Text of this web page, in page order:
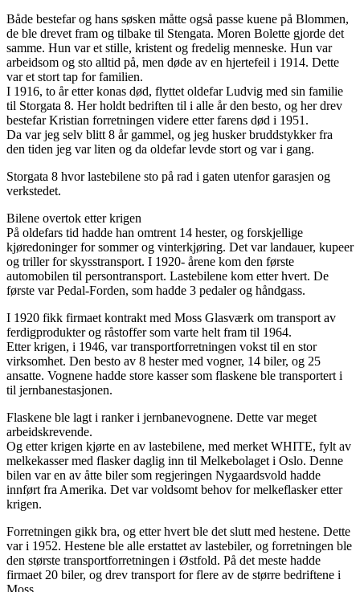
Både bestefar og hans søsken måtte også passe kuene på Blommen,
de ble drevet fram og tilbake til Stengata. Moren Bolette gjorde det
samme. Hun var et stille, kristent og fredelig menneske. Hun var
arbeidsom og sto alltid på, men døde av en hjertefeil i 1914. Dette
var et stort tap for familien.
I 1916, to år etter konas død, flyttet oldefar Ludvig med sin familie
til Storgata 8. Her holdt bedriften til i alle år den besto, og her drev
bestefar Kristian forretningen videre etter farens død i 1951.
Da var jeg selv blitt 8 år gammel, og jeg husker bruddstykker fra
den tiden jeg var liten og da oldefar levde stort og var i gang.
Storgata 8 hvor lastebilene sto på rad i gaten utenfor garasjen og
verkstedet.
Bilene overtok etter krigen
På oldefars tid hadde han omtrent 14 hester, og forskjellige
kjøredoninger for sommer og vinterkjøring. Det var landauer, kupeer
og triller for skysstransport. I 1920- årene kom den første
automobilen til persontransport. Lastebilene kom etter hvert. De
første var Pedal-Forden, som hadde 3 pedaler og håndgass.
I 1920 fikk firmaet kontrakt med Moss Glasværk om transport av
ferdigprodukter og råstoffer som varte helt fram til 1964.
Etter krigen, i 1946, var transportforretningen vokst til en stor
virksomhet. Den besto av 8 hester med vogner, 14 biler, og 25
ansatte. Vognene hadde store kasser som flaskene ble transportert i
til jernbanestasjonen.
Flaskene ble lagt i ranker i jernbanevognene. Dette var meget
arbeidskrevende.
Og etter krigen kjørte en av lastebilene, med merket WHITE, fylt av
melkekasser med flasker daglig inn til Melkebolaget i Oslo. Denne
bilen var en av åtte biler som regjeringen Nygaardsvold hadde
innført fra Amerika. Det var voldsomt behov for melkeflasker etter
krigen.
Forretningen gikk bra, og etter hvert ble det slutt med hestene. Dette
var i 1952. Hestene ble alle erstattet av lastebiler, og forretningen ble
den største transportforretningen i Østfold. På det meste hadde
firmaet 20 biler, og drev transport for flere av de større bedriftene i